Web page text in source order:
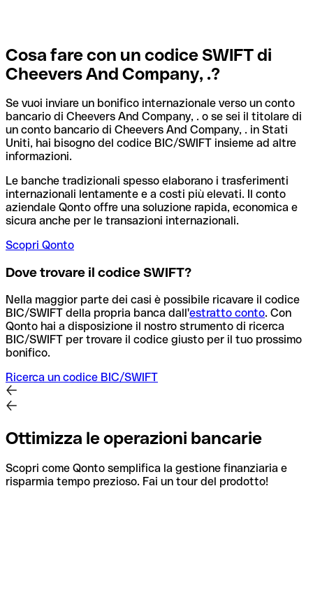
Cosa fare con un codice SWIFT di
Cheevers And Company, .?
Se vuoi inviare un bonifico internazionale verso un conto
bancario di Cheevers And Company, . o se sei il titolare di
un conto bancario di Cheevers And Company, . in Stati
Uniti, hai bisogno del codice BIC/SWIFT insieme ad altre
informazioni.
Le banche tradizionali spesso elaborano i trasferimenti
internazionali lentamente e a costi più elevati. Il conto
aziendale Qonto offre una soluzione rapida, economica e
sicura anche per le transazioni internazionali.
Scopri Qonto
Dove trovare il codice SWIFT?
Nella maggior parte dei casi è possibile ricavare il codice
BIC/SWIFT della propria banca dall'estratto conto. Con
Qonto hai a disposizione il nostro strumento di ricerca
BIC/SWIFT per trovare il codice giusto per il tuo prossimo
bonifico.
Ricerca un codice BIC/SWIFT
Ottimizza le operazioni bancarie
Scopri come Qonto semplifica la gestione finanziaria e
risparmia tempo prezioso. Fai un tour del prodotto!